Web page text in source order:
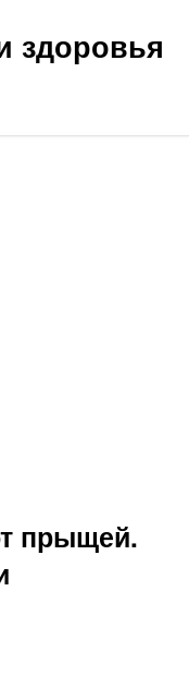
здоровья
прыщей.